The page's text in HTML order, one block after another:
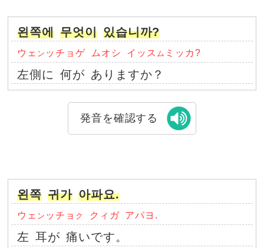
왼쪽에 무엇이 있습니까?
ウェ ン ッチョゲ ムオシ イッス ム ミッカ?
左側に 何が ありますか？
発音を確認する
왼쪽 귀가 아파요.
ウェ ン ッチョ ク クィガ アパヨ.
左 耳が 痛いです。